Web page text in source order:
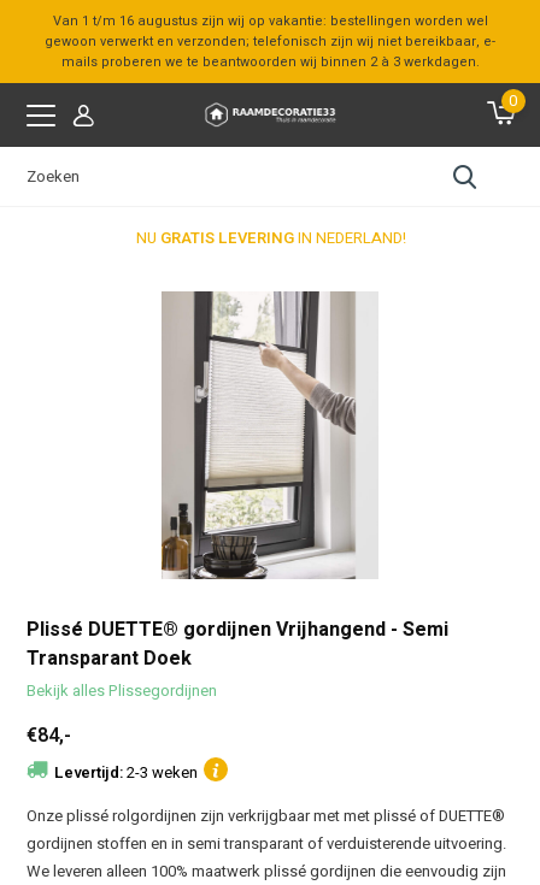
Van 1 t/m 16 augustus zijn wij op vakantie: bestellingen worden wel
gewoon verwerkt en verzonden; telefonisch zijn wij niet bereikbaar, e-
mails proberen we te beantwoorden wij binnen 2 à 3 werkdagen.
0
NU GRATIS LEVERINGIN NEDERLAND!
Plissé DUETTE® gordijnen Vrijhangend - Semi
Transparant Doek
Bekijk alles Plissegordijnen
€84,-
Levertijd:2-3 weken
Onze plissé rolgordijnen zijn verkrijgbaar met met plissé of DUETTE®
gordijnen stoffen en in semi transparant of verduisterende uitvoering.
We leveren alleen 100% maatwerk plissé gordijnen die eenvoudig zijn